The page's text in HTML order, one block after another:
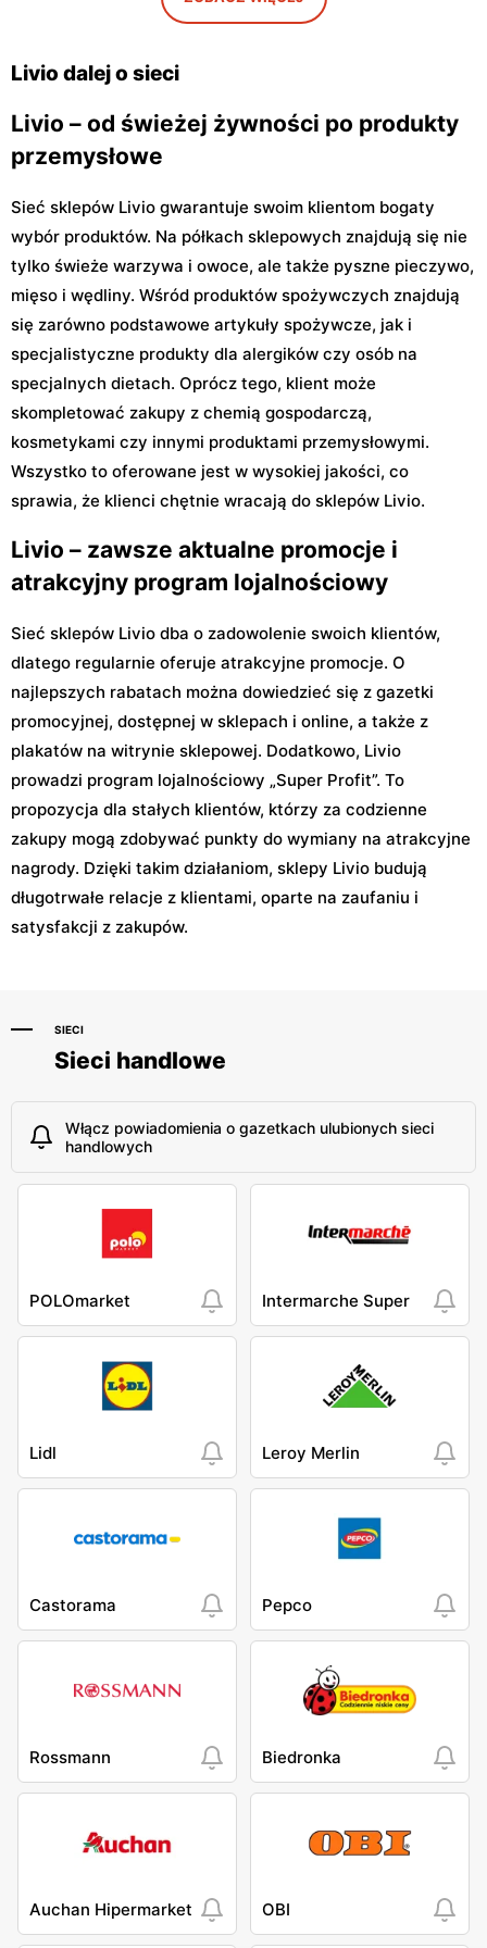
Livio dalej o sieci
Livio – od świeżej żywności po produkty
przemysłowe
Sieć sklepów Livio gwarantuje swoim klientom bogaty
wybór produktów. Na półkach sklepowych znajdują się nie
tylko świeże warzywa i owoce, ale także pyszne pieczywo,
mięso i wędliny. Wśród produktów spożywczych znajdują
się zarówno podstawowe artykuły spożywcze, jak i
specjalistyczne produkty dla alergików czy osób na
specjalnych dietach. Oprócz tego, klient może
skompletować zakupy z chemią gospodarczą,
kosmetykami czy innymi produktami przemysłowymi.
Wszystko to oferowane jest w wysokiej jakości, co
sprawia, że klienci chętnie wracają do sklepów Livio.
Livio – zawsze aktualne promocje i
atrakcyjny program lojalnościowy
Sieć sklepów Livio dba o zadowolenie swoich klientów,
dlatego regularnie oferuje atrakcyjne promocje. O
najlepszych rabatach można dowiedzieć się z gazetki
promocyjnej, dostępnej w sklepach i online, a także z
plakatów na witrynie sklepowej. Dodatkowo, Livio
prowadzi program lojalnościowy „Super Profit”. To
propozycja dla stałych klientów, którzy za codzienne
zakupy mogą zdobywać punkty do wymiany na atrakcyjne
nagrody. Dzięki takim działaniom, sklepy Livio budują
długotrwałe relacje z klientami, oparte na zaufaniu i
satysfakcji z zakupów.
SIECI
Sieci handlowe
Włącz powiadomienia o gazetkach ulubionych sieci
handlowych
POLOmarket Intermarche Super
Lidl Leroy Merlin
Castorama Pepco
Rossmann Biedronka
Auchan Hipermarket OBI